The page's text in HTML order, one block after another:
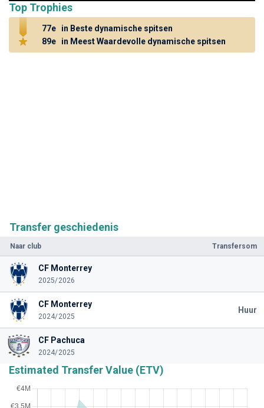
Transfer geschiedenis
Naar club Transfersom
CF Monterrey
2025/2026
CF Monterrey
2024/2025
Huur
CF Pachuca
2024/2025
Estimated Transfer Value (ETV)
Top Trophies
77e
in Beste dynamische spitsen
89e
in Meest Waardevolle dynamische spitsen